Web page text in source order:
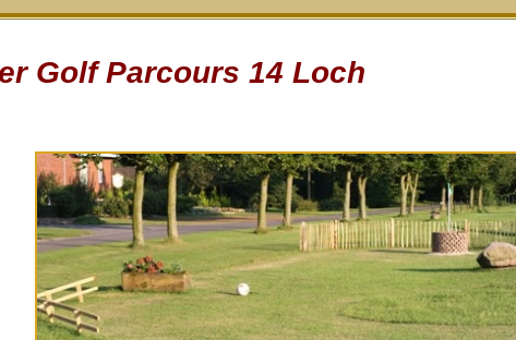
Golf Parcours 14 Loch